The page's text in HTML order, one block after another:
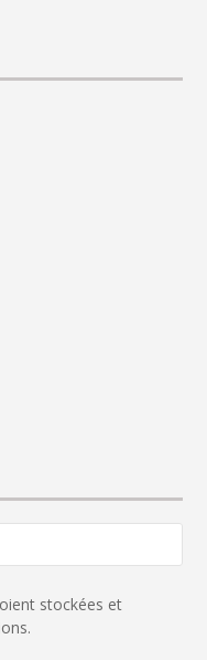
stockées et